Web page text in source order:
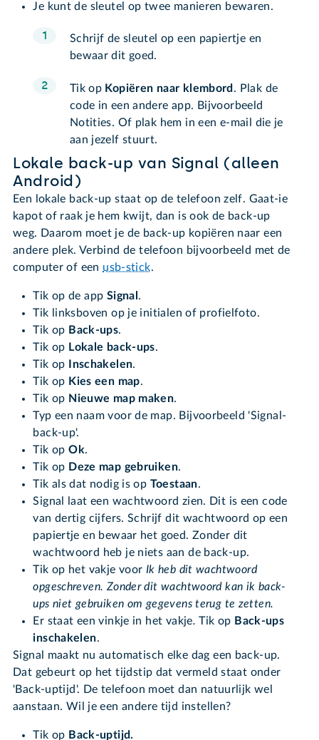
Je kunt de sleutel op twee manieren bewaren.
Schrijf de sleutel op een papiertje en
bewaar dit goed.
Tik op Kopiëren naar klembord . Plak de
code in een andere app. Bijvoorbeeld
Notities. Of plak hem in een e-mail die je
aan jezelf stuurt.
Lokale back-up van Signal (alleen
Android)
Een lokale back-up staat op de telefoon zelf. Gaat-ie
kapot of raak je hem kwijt, dan is ook de back-up
weg. Daarom moet je de back-up kopiëren naar een
andere plek. Verbind de telefoon bijvoorbeeld met de
computer of een usb-stick.
Tik op de app Signal .
Tik linksboven op je initialen of profielfoto.
Tik op Back-ups.
Tik op Lokale back-ups.
Tik op
Inschakelen.
Tik op Kies een map.
Tik op Nieuwe map maken.
Typ een naam voor de map. Bijvoorbeeld 'Signal-
back-up'.
Tik opOk.
Tik op Deze map gebruiken.
Tik als dat nodig is op Toestaan.
Signal laat een wachtwoord zien. Dit is een code
van dertig cijfers. Schrijf dit wachtwoord op een
papiertje en bewaar het goed. Zonder dit
wachtwoord heb je niets aan de back-up.
Tik op het vakje voor Ik heb dit wachtwoord
opgeschreven. Zonder dit wachtwoord kan ik back-
ups niet gebruiken om gegevens terug te zetten.
Er staat een vinkje in het vakje.Tik op Back-ups
inschakelen.
Signal maakt nu automatisch elke dag een back-up.
Dat gebeurt op het tijdstip dat vermeld staat onder
'Back-uptijd'. De telefoon moet dan natuurlijk wel
aanstaan. Wil je een andere tijd instellen?
Tik op Back-uptijd.